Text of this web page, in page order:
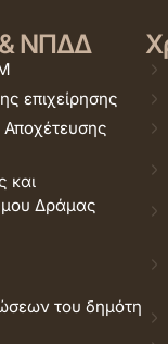
& ΝΠΔΔ
επιχείρησης
Αποχέτευσης
και
Δράμας
του δημότη